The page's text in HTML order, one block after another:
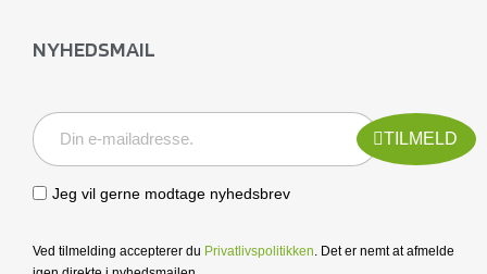
NYHEDSMAIL
TILMELD
Jeg vil gerne modtage nyhedsbrev
Ved tilmelding accepterer du Privatlivspolitikken . Det er nemt at afmelde